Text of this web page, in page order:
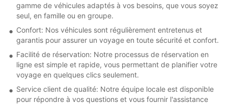
gamme de véhicules adaptés à vos besoins, que vous soyez
seul, en famille ou en groupe.
Confort: Nos véhicules sont régulièrement entretenus et
garantis pour assurer un voyage en toute sécurité et confort.
Facilité de réservation: Notre processus de réservation en
ligne est simple et rapide, vous permettant de planifier votre
voyage en quelques clics seulement.
Service client de qualité: Notre équipe locale est disponible
pour répondre à vos questions et vous fournir l'assistance